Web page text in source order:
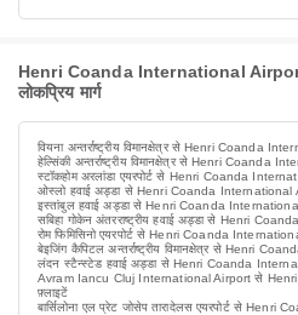
Henri Coanda International
लोकप्रिय मार्ग
वियना अन्तर्राष्ट्रीय विमानक्षेत्र से Henri Coanda
हेल्सिंकी अन्तर्राष्ट्रीय विमानक्षेत्र से Henri Coanda
स्टॉकहोम अरलांडा एयरपोर्ट से Henri Coanda
ओस्लो हवाई अड्डा से Henri Coanda International
इस्तांबुल हवाई अड्डा से Henri Coanda
सबिहा गोकेन अंतरराष्ट्रीय हवाई अड्डा से Henri
रोम फिमिसिनो एयरपोर्ट से Henri Coanda
बेइजिंग कैपिटल अन्तर्राष्ट्रीय विमानक्षेत्र से Henri
लंदन स्टैन्स्टेड हवाई अड्डा से Henri Coanda
Avram Iancu Cluj International Airport से
फ़्लाइटें
बार्सिलोना एल प्रेट जोसेप तारादेलस एयरपोर्ट से